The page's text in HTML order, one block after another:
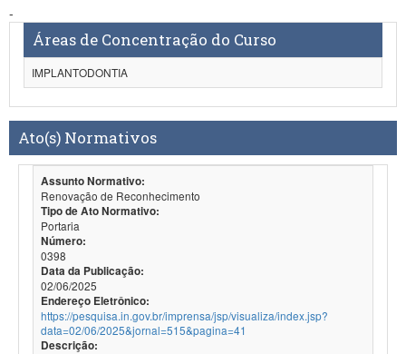
-
Áreas de Concentração do Curso
IMPLANTODONTIA
Ato(s) Normativos
Assunto Normativo:
Renovação de Reconhecimento
Tipo de Ato Normativo:
Portaria
Número:
0398
Data da Publicação:
02/06/2025
Endereço Eletrônico:
https://pesquisa.in.gov.br/imprensa/jsp/visualiza/index.jsp?
data=02/06/2025&jornal=515&pagina=41
Descrição: